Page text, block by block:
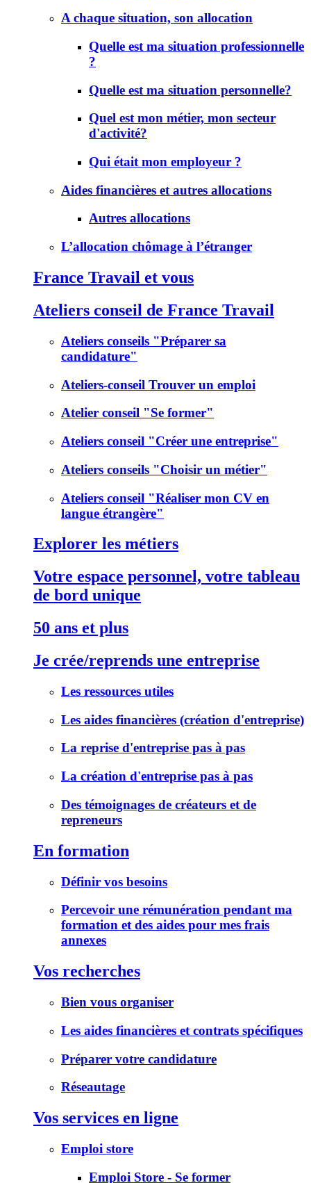
A chaque situation, son allocation
Quelle est ma situation professionnelle
?
Quelle est ma situation personnelle?
Quel est mon métier, mon secteur
d'activité?
Qui était mon employeur ?
Aides financières et autres allocations
Autres allocations
L’allocation chômage à l’étranger
France Travail et vous
Ateliers conseil de France Travail
Ateliers conseils "Préparer sa
candidature"
Ateliers-conseil Trouver un emploi
Atelier conseil "Se former"
Ateliers conseil "Créer une entreprise"
Ateliers conseils "Choisir un métier"
Ateliers conseil "Réaliser mon CV en
langue étrangère"
Explorer les métiers
Votre espace personnel, votre tableau
de bord unique
50 ans et plus
Je crée/reprends une entreprise
Les ressources utiles
Les aides financières (création d'entreprise)
La reprise d'entreprise pas à pas
La création d'entreprise pas à pas
Des témoignages de créateurs et de
repreneurs
En formation
Définir vos besoins
Percevoir une rémunération pendant ma
formation et des aides pour mes frais
annexes
Vos recherches
Bien vous organiser
Les aides financières et contrats spécifiques
Préparer votre candidature
Réseautage
Vos services en ligne
Emploi store
Emploi Store - Se former